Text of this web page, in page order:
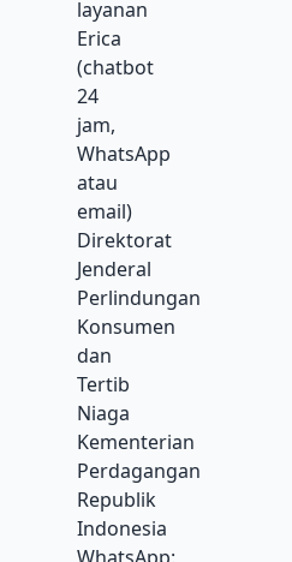
layanan
Erica
(chatbot
24
jam,
WhatsApp
atau
email)
Direktorat
Jenderal
Perlindungan
Konsumen
dan
Tertib
Niaga
Kementerian
Perdagangan
Republik
Indonesia